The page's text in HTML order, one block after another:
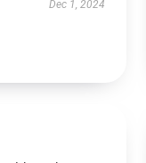
Dec 1, 2024